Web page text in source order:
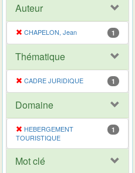
Auteur
CHAPELON, Jean 1
Thématique
CADRE JURIDIQUE 1
Domaine
HEBERGEMENT
TOURISTIQUE
1
Mot clé